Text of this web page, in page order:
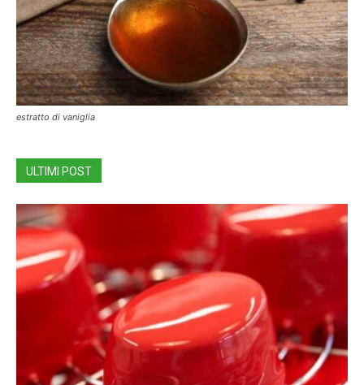
estratto di vaniglia
ULTIMI POST